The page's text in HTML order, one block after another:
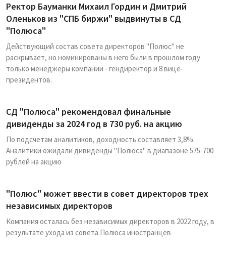
Ректор Бауманки Михаил Гордин и Дмитрий
Оленьков из "СПБ биржи" выдвинуты в СД
"Полюса"
Действующий состав совета директоров "Полюс" не
раскрывает, но номинированы в него были в прошлом году
только менеджеры компании - гендиректор и 8 вице-
президентов.
СД "Полюса" рекомендовал финальные
дивиденды за 2024 год в 730 руб. на акцию
По подсчетам аналитиков, доходность составляет 3,8%.
Аналитики ожидали дивиденды "Полюса" в диапазоне 575-700
рублей на акцию
"Полюс" может ввести в совет директоров трех
независимых директоров
Компания осталась без независимых директоров в 2022 году, в
результате ухода из совета Полюса иностранцев